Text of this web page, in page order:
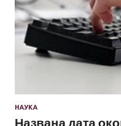
НАУКА
Названа дата